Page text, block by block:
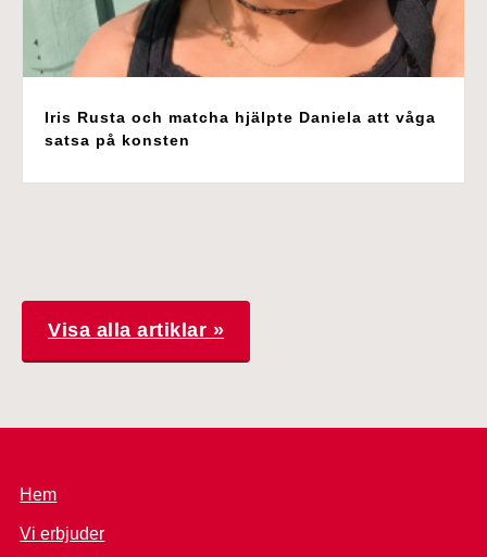
Iris Rusta och matcha hjälpte Daniela att våga
satsa på konsten
Visa alla artiklar »
Hem
Vi erbjuder